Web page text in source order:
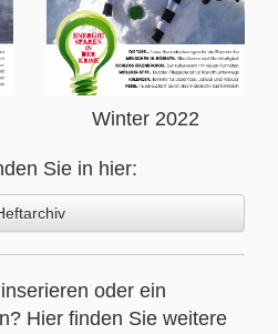
Winter 2022
Sie in hier:
oder ein
Hier finden Sie weitere